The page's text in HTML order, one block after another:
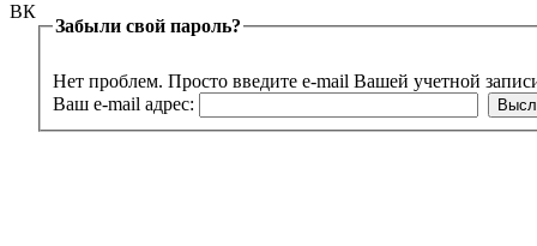
ВК
Забыли свой пароль?
Нет проблем. Просто введите e-mail Вашей учетной
Ваш e-mail адрес: